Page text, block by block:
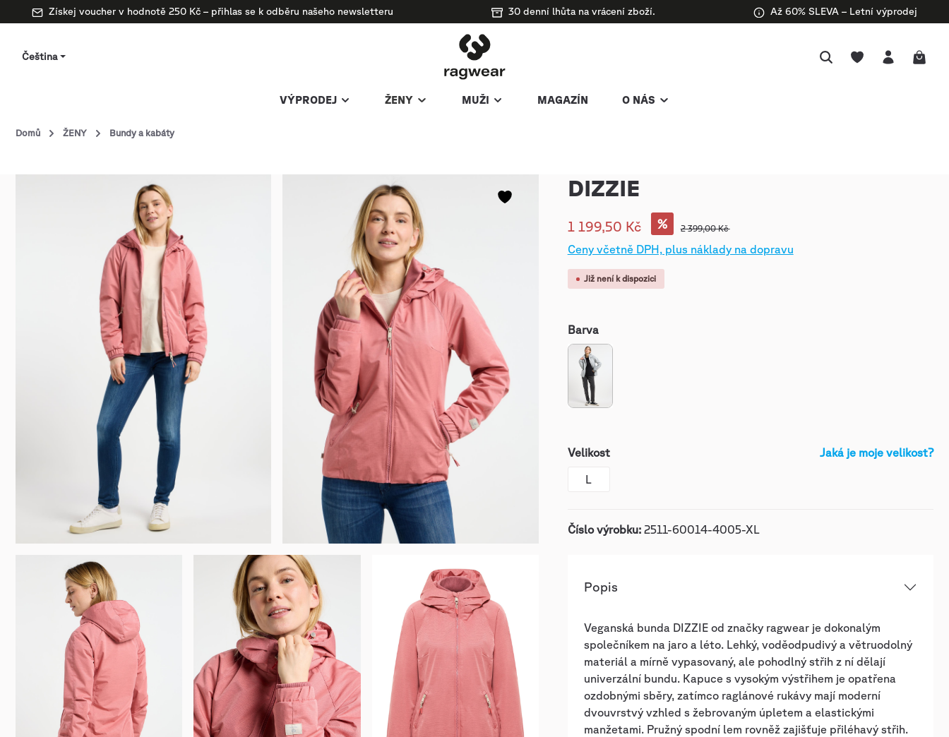
Získej voucher v hodnotě 250 Kč – přihlas se k odběru našeho newsletteru 30 denní lhůta na vrácení zboží. Až 60% SLEVA – Letní výprodej
Čeština
VÝPRODEJ ŽENY MUŽI MAGAZÍN O NÁS
Domů ŽENY Bundy a kabáty
DIZZIE
1 199,50 Kč % 2 399,00 Kč
Ceny včetně DPH, plus náklady na dopravu
Již není k dispozici
Barva
Velikost Jaká je moje velikost?
L
Číslo výrobku: 2511-60014-4005-XL
Popis
Veganská bunda DIZZIE od značky ragwear je dokonalým
společníkem na jaro a léto. Lehký, voděodpudivý a větruodolný
materiál a mírně vypasovaný, ale pohodlný střih z ní dělají
univerzální bundu. Kapuce s vysokým výstřihem je opatřena
ozdobnými sběry, zatímco raglánové rukávy mají moderní
dvouvrstvý vzhled s žebrovaným úpletem a elastickými
manžetami. Pružný spodní lem rovněž zajišťuje přiléhavý střih.